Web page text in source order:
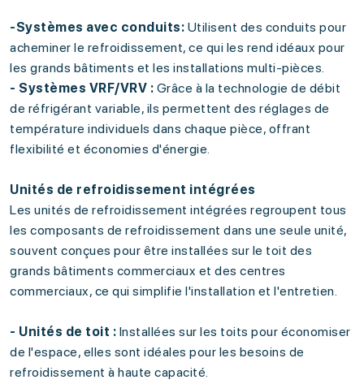
-Systèmes avec conduits: Utilisent des conduits pour
acheminer le refroidissement, ce qui les rend idéaux pour
les grands bâtiments et les installations multi-pièces.
- Systèmes VRF/VRV : Grâce à la technologie de débit
de réfrigérant variable, ils permettent des réglages de
température individuels dans chaque pièce, offrant
flexibilité et économies d'énergie.
Unités de refroidissement intégrées
Les unités de refroidissement intégrées regroupent tous
les composants de refroidissement dans une seule unité,
souvent conçues pour être installées sur le toit des
grands bâtiments commerciaux et des centres
commerciaux, ce qui simplifie l'installation et l'entretien.
- Unités de toit : Installées sur les toits pour économiser
de l'espace, elles sont idéales pour les besoins de
refroidissement à haute capacité.